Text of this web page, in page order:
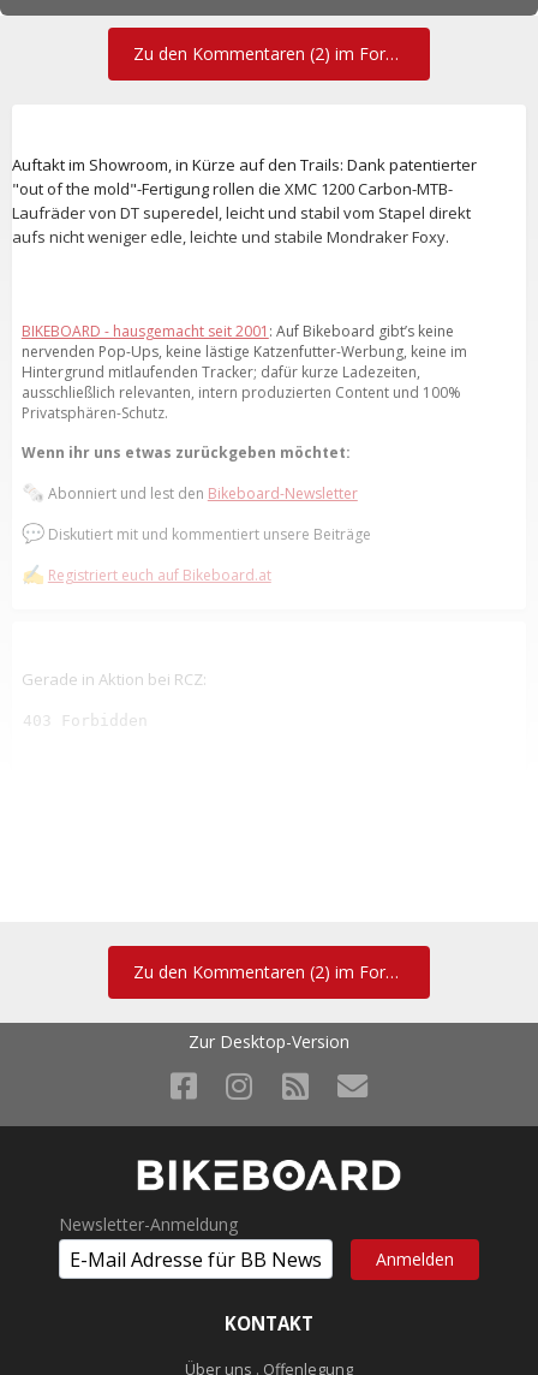
Zu den Kommentaren (2) im Forum
Auftakt im Showroom, in Kürze auf den Trails: Dank patentierter
"out of the mold"-Fertigung rollen die XMC 1200 Carbon-MTB-
Laufräder von DT superedel, leicht und stabil vom Stapel direkt
aufs nicht weniger edle, leichte und stabile Mondraker Foxy.
BIKEBOARD - hausgemacht seit 2001 : Auf Bikeboard gibt’s keine
nervenden Pop-Ups, keine lästige Katzenfutter-Werbung, keine im
Hintergrund mitlaufenden Tracker; dafür kurze Ladezeiten,
ausschließlich relevanten, intern produzierten Content und 100%
Privatsphären-Schutz.
Wenn ihr uns etwas zurückgeben möchtet:
🗞️ Abonniert und lest den Bikeboard-Newsletter
💬Diskutiert mit und kommentiert unsere Beiträge
✍️ Registriert euch auf Bikeboard.at
Gerade in Aktion bei RCZ:
Ob es das aktuelle Modell ist, ist natürlich fraglich.
Zu den Kommentaren (2) im Forum
Zur Desktop-Version
Newsletter-Anmeldung
KONTAKT
Über uns . Offenlegung